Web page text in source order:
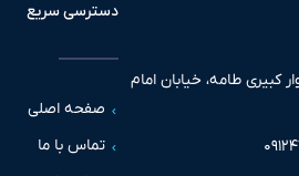
کبیری طامه، خیابان امام
دسترسی سریع
صفحه اصلی
تماس با ما